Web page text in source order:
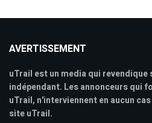
AVERTISSEMENT
uTrail est un media qui
indépendant. Les annonceurs qui
uTrail, n'interviennent en aucun
site uTrail.